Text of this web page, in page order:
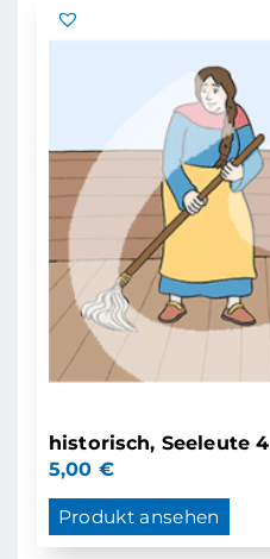
historisch, Seeleute 4
5,00 €
Produkt ansehen